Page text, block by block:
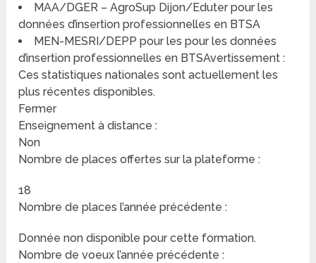
MAA/DGER – AgroSup Dijon/Eduter pour les
données d’insertion professionnelles en BTSA
MEN-MESRI/DEPP pour les pour les données
d’insertion professionnelles en BTSAvertissement :
Ces statistiques nationales sont actuellement les
plus récentes disponibles.
Fermer
Enseignement à distance :
Non
Nombre de places offertes sur la plateforme :
18
Nombre de places l’année précédente :
Donnée non disponible pour cette formation.
Nombre de voeux l’année précédente :